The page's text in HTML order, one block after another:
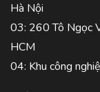
Hà Nội
03: 260 Tô Ngọc
HCM
04: Khu công